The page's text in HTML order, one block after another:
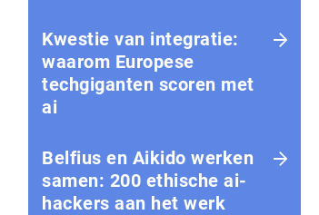
Kwestie van integratie:
waarom Europese
techgiganten scoren met
ai
Belfius en Aikido werken
samen: 200 ethische ai-
hackers aan het werk